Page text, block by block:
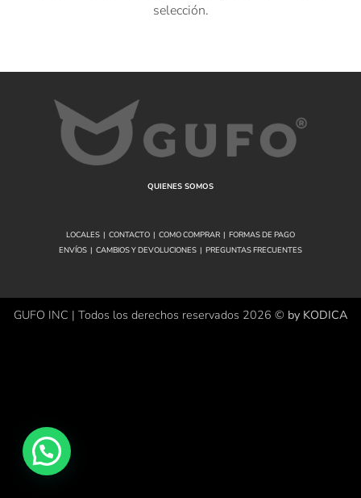
selección.
QUIENES SOMOS
LOCALES | CONTACTO | COMO COMPRAR | FORMAS DE PAGO
ENVÍOS | CAMBIOS Y DEVOLUCIONES | PREGUNTAS FRECUENTES
GUFO INC | Todos los derechos reservados 2026 © by KODICA